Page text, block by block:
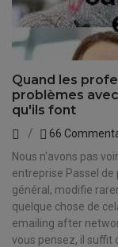
Quand les
problèmes
qu'ils font
66
Nous n'avons pas
entreprise Passel de
général, modifie
quelque chose de
emailing after
vous pensez, il suffit